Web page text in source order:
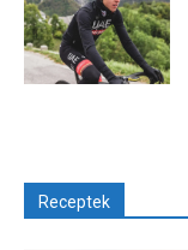
Receptek